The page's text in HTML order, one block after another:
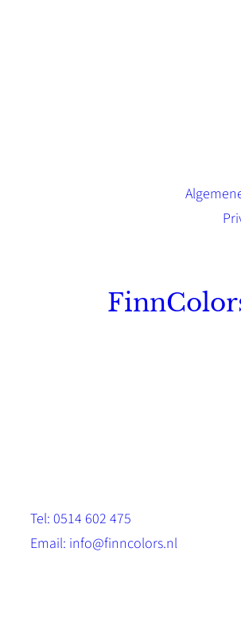
Tel: 0514 602 475
Email: info@finncolors.nl